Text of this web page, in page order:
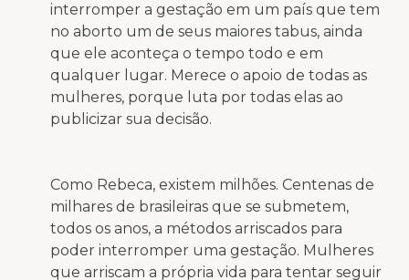
interromper a gestação em um país que tem
no aborto um de seus maiores tabus, ainda
que ele aconteça o tempo todo e em
qualquer lugar. Merece o apoio de todas as
mulheres, porque luta por todas elas ao
publicizar sua decisão.
Como Rebeca, existem milhões. Centenas de
milhares de brasileiras que se submetem,
todos os anos, a métodos arriscados para
poder interromper uma gestação. Mulheres
que arriscam a própria vida para tentar seguir